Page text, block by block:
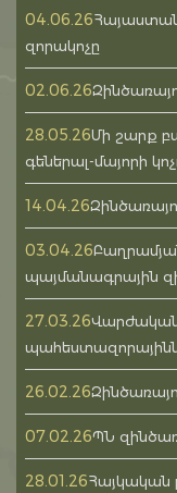
04.06.26
զորակոչը
02.06.26
28.05.26Մի շարք
գեներալ-մայորի
14.04.26
03.04.26
պայմանագրային
27.03.26
26.02.26
07.02.26ՊՆ
28.01.26Հայկական